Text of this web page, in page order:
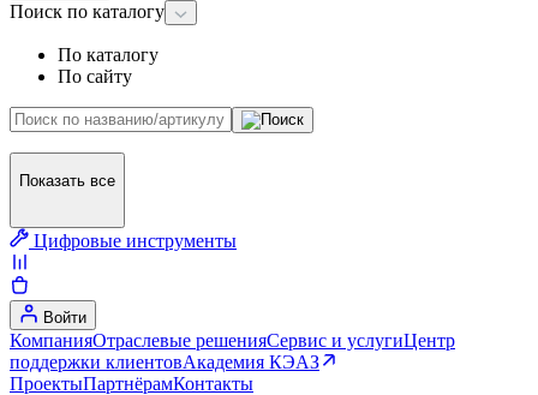
Поиск по каталогу
По каталогу
По сайту
Показать все
Цифровые инструменты
Войти
КомпанияОтраслевые решенияСервис и услугиЦентр
поддержки клиентовАкадемия КЭАЗ
ПроектыПартнёрамКонтакты